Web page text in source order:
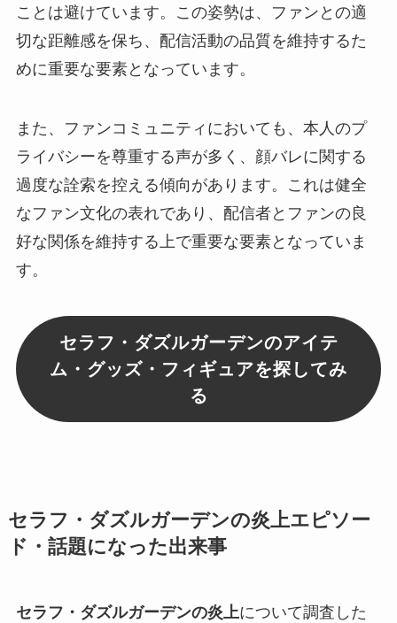
ことは避けています。この姿勢は、ファンとの適
切な距離感を保ち、配信活動の品質を維持するた
めに重要な要素となっています。
また、ファンコミュニティにおいても、本人のプ
ライバシーを尊重する声が多く、顔バレに関する
過度な詮索を控える傾向があります。これは健全
なファン文化の表れであり、配信者とファンの良
好な関係を維持する上で重要な要素となっていま
す。
セラフ・ダズルガーデンのアイテ
ム・グッズ・フィギュアを探してみ
る
セラフ・ダズルガーデンの炎上エピソー
ド・話題になった出来事
セラフ・ダズルガーデンの炎上について調査した